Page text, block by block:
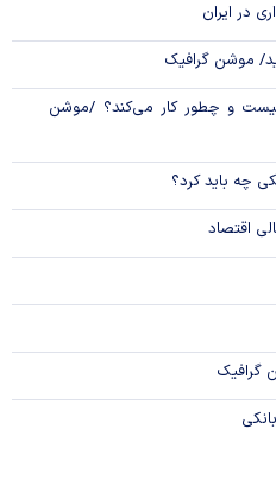
در ایران
موشن گرافیک
و چطور کار می‌کند؟ /موشن
چه باید کرد؟
اقتصاد
گرافیک